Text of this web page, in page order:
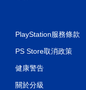
PlayStation服務條款
PS Store取消政策
健康警告
關於分級